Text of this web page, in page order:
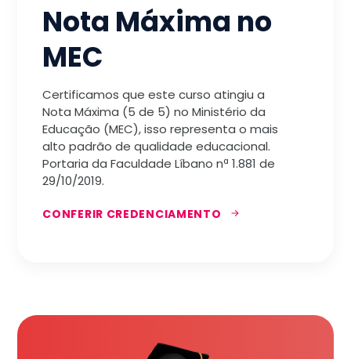
Nota Máxima no
MEC
Certificamos que este curso atingiu a
Nota Máxima (5 de 5) no Ministério da
Educação (MEC), isso representa o mais
alto padrão de qualidade educacional.
Portaria da Faculdade Líbano nª 1.881 de
29/10/2019.
CONFERIR CREDENCIAMENTO